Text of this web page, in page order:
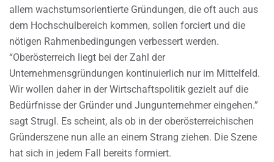
allem wachstumsorientierte Gründungen, die oft auch aus
dem Hochschulbereich kommen, sollen forciert und die
nötigen Rahmenbedingungen verbessert werden.
“Oberösterreich liegt bei der Zahl der
Unternehmensgründungen kontinuierlich nur im Mittelfeld.
Wir wollen daher in der Wirtschaftspolitik gezielt auf die
Bedürfnisse der Gründer und Jungunternehmer eingehen.”
sagt Strugl. Es scheint, als ob in der oberösterreichischen
Gründerszene nun alle an einem Strang ziehen. Die Szene
hat sich in jedem Fall bereits formiert.